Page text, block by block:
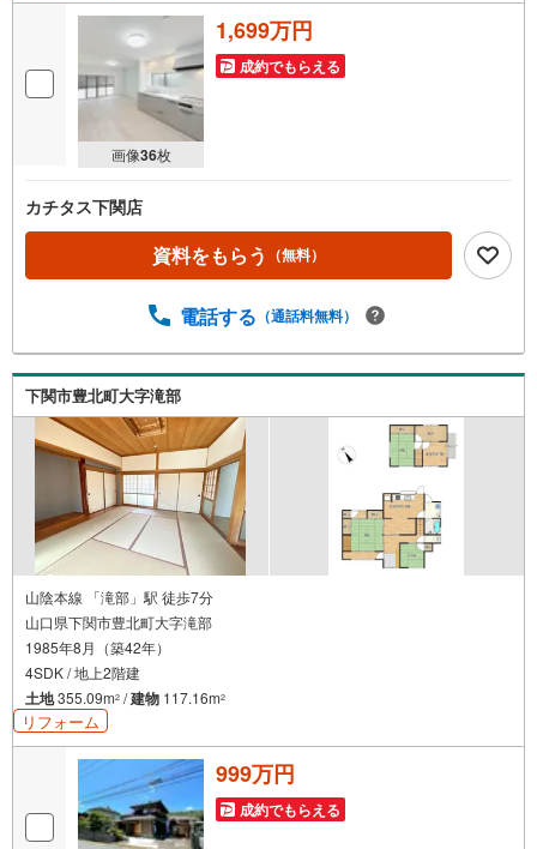
イ
ペ
る
画像36枚
1,699万円
成約でもらえる
カチタス下関店
資料をもらう （無料）
電話する （通話料無料）
下関市豊北町大字滝部
山陰本線 「滝部」駅 徒歩7分
山口県下関市豊北町大字滝部
1985年8月（築42年）
4SDK / 地上2階建
土地355.09m2 /建物 117.16m2
リフォーム
999万円
成約でもらえる